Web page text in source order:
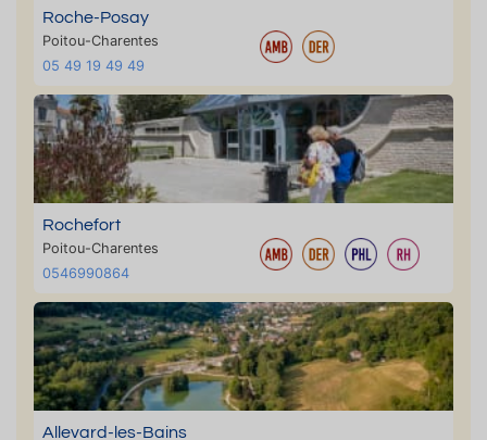
Roche-Posay
Poitou-Charentes
05 49 19 49 49
Rochefort
Poitou-Charentes
0546990864
Allevard-les-Bains